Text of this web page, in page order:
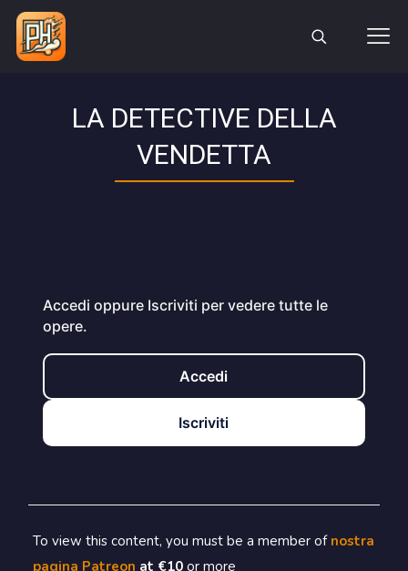
LA DETECTIVE DELLA
VENDETTA
Accedi oppure Iscriviti per vedere tutte le
opere.
Accedi
Iscriviti
To view this content, you must be a member of nostra
pagina Patreon at €10 or more